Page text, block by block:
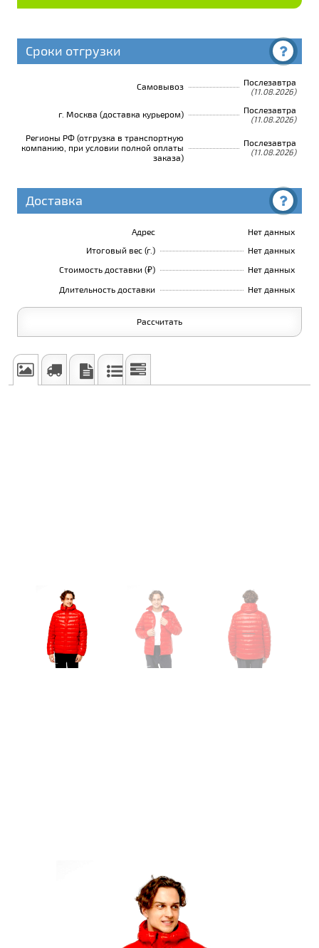
Сроки отгрузки
Самовывоз Послезавтра
(11.08.2026)
г. Москва (доставка курьером) Послезавтра
(11.08.2026)
Регионы РФ (отгрузка в транспортную
компанию, при условии полной оплаты
заказа)
Послезавтра
(11.08.2026)
Доставка
Адрес
Нет данных
Итоговый вес (г.)
Нет данных
Стоимость доставки (₽)
Нет данных
Длительность доставки
Нет данных
Рассчитать